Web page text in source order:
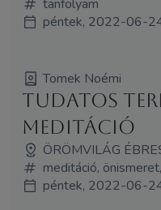
tanfolyam
péntek, 2022-06-
Tomek Noémi
Tudatos
meditáció
ÖRÖMVILÁG
meditáció,
péntek, 2022-06-